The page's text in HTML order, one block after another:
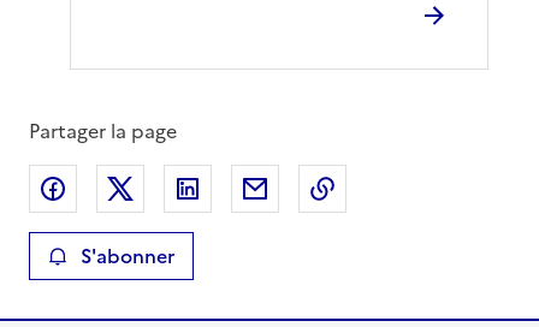
Partager la page
Partager sur Facebook
Partager sur XPartager sur LinkedIn
Partager par email
S'abonner